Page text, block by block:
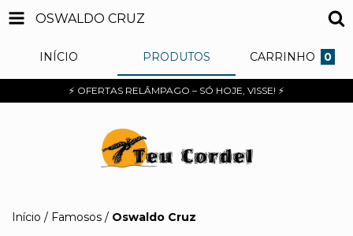
OSWALDO CRUZ
INÍCIO PRODUTOS CARRINHO 0
⚡ OFERTAS RELÂMPAGO – SÓ HOJE, VISSE! ⚡
Início / Famosos / Oswaldo Cruz